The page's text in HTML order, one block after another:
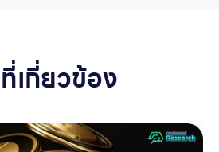
เกี่ยวข้อง